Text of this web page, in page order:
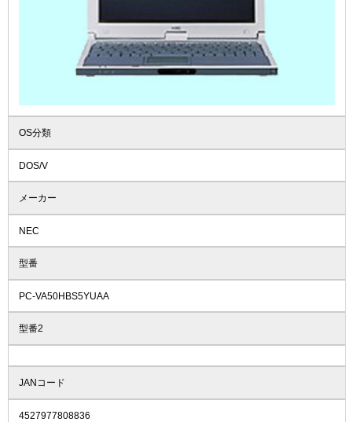
OS分類
DOS/V
メーカー
NEC
型番
PC-VA50HBS5YUAA
型番2
JANコード
4527977808836